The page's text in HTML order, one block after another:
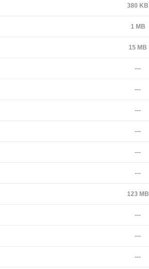
380 KB
1 MB
15 MB
---
---
---
---
---
---
123 MB
---
---
---